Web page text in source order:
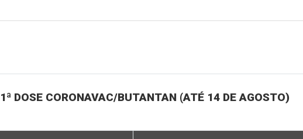
DOSE CORONAVAC/BUTANTAN (ATÉ 14 DE AGOSTO)